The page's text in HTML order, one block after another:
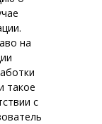
на
такое
с